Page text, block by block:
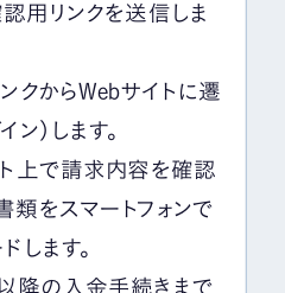
用リンクを送信しま
クからWebサイトに遷
ン）します。
上で請求内容を確認
類をスマートフォンで
します。
降の入金手続きまで